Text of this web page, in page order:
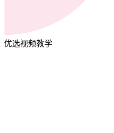
优选视频教学